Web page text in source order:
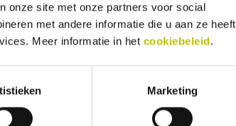
onze site met onze partners voor social
met andere informatie die u aan ze heeft
Meer informatie in het cookiebeleid.
Marketing